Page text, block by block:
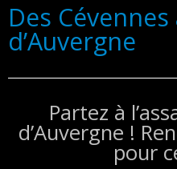
Des
d’Auvergne
Partez à
d’Auvergne !
pour